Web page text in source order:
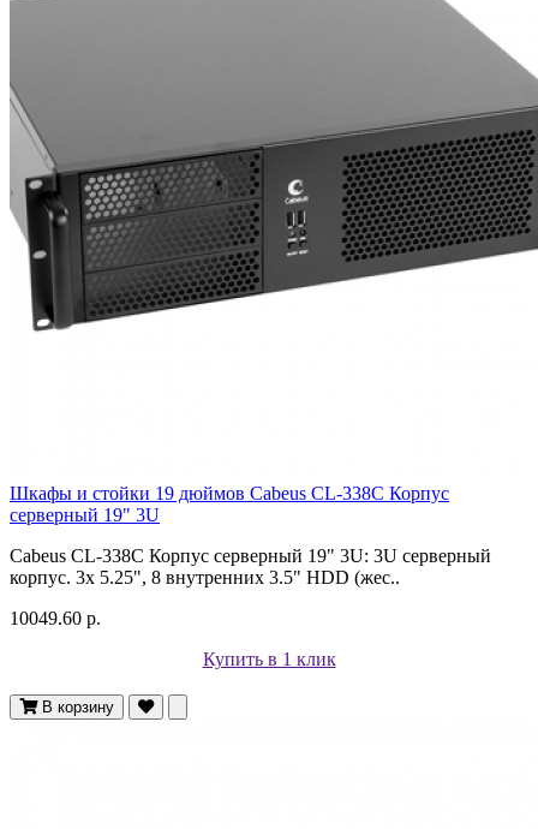
Шкафы и стойки 19 дюймов Cabeus CL-338C Корпус
cерверный 19" 3U
Cabeus CL-338C Корпус cерверный 19" 3U: 3U серверный
корпус. 3x 5.25", 8 внутренних 3.5" HDD (жес..
10049.60 р.
Купить в 1 клик
В корзину